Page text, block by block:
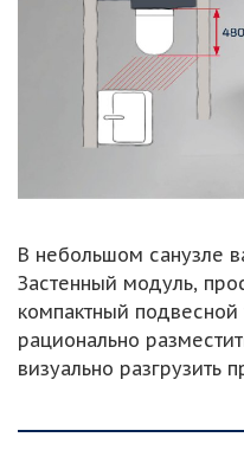
В небольшом санузле
Застенный модуль,
компактный подвесной
рационально
визуально разгрузить